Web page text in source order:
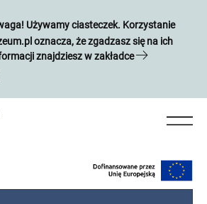
Używamy ciasteczek. Korzystanie
oznacza, że zgadzasz się na ich
znajdziesz w zakładce